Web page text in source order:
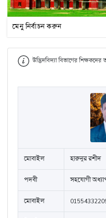
মেনু নির্বাচন করুন
উদ্ভিদবিদ্যা বিভাগের শিক্ষকদের
মোবাইল হারুনুর রশীদ
পদবী সহযোগী
মোবাইল